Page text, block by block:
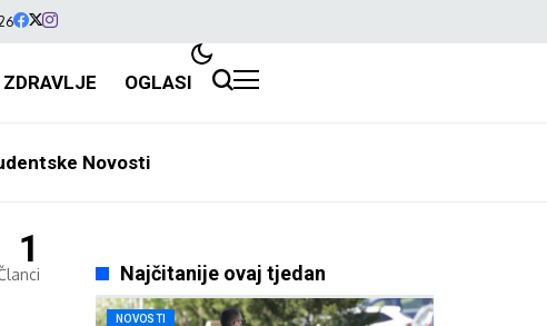
ZDRAVLJE OGLASI
Novosti
1
Najčitanije ovaj tjedan
NOVOSTI